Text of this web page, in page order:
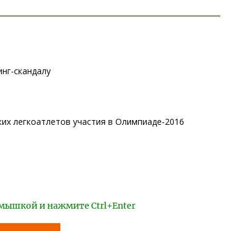
скандалу
легкоатлетов участия в Олимпиаде-2016
и нажмите Ctrl+Enter